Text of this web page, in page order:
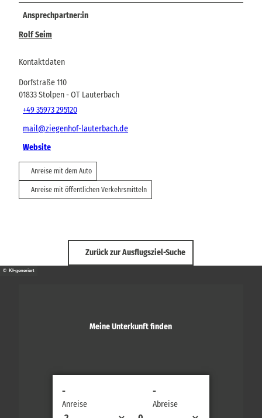
Ansprechpartner:in
Rolf Seim
Kontaktdaten
Dorfstraße 110
01833Stolpen- OT Lauterbach
+49 35973 295120
mail@ziegenhof-lauterbach.de
Website
Anreise mit dem Auto
Anreise mit öffentlichen Verkehrsmitteln
Zurück zur Ausflugsziel-Suche
© KI-generiert
Meine Unterkunft finden
Anreise
-
Abreise
-